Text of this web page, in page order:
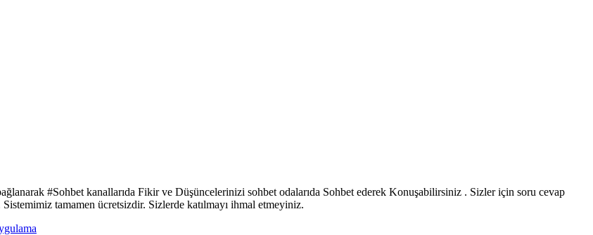
#Sohbet kanallarıda Fikir ve Düşüncelerinizi sohbet odalarıda Sohbet ederek Konuşabilirsiniz . Sizler için soru cevap
tamamen ücretsizdir. Sizlerde katılmayı ihmal etmeyiniz.